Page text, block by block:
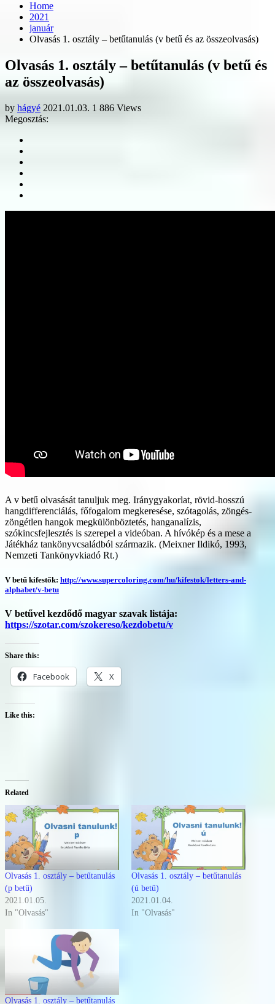
Home
2021
január
Olvasás 1. osztály – betűtanulás (v betű és az összeolvasás)
Olvasás 1. osztály – betűtanulás (v betű és
az összeolvasás)
by hágyé 2021.01.03. 1 886 Views
Megosztás:
A v betű olvasását tanuljuk meg. Iránygyakorlat, rövid-hosszú
hangdifferenciálás, főfogalom megkeresése, szótagolás, zöngés-
zöngétlen hangok megkülönböztetés, hanganalízis,
szókincsfejlesztés is szerepel a videóban. A hívókép és a mese a
Játékház tankönyvcsaládból származik. (Meixner Ildikó, 1993,
Nemzeti Tankönyvkiadó Rt.)
V betű kifestők: http://www.supercoloring.com/hu/kifestok/letters-and-
alphabet/v-betu
V betűvel kezdődő magyar szavak listája:
https://szotar.com/szokereso/kezdobetu/v
Share this:
Facebook X
Like this:
Related
Olvasás 1. osztály – betűtanulás
(p betű)
2021.01.05.
In "Olvasás"
Olvasás 1. osztály – betűtanulás
(ú betű)
2021.01.04.
In "Olvasás"
Olvasás 1. osztály – betűtanulás